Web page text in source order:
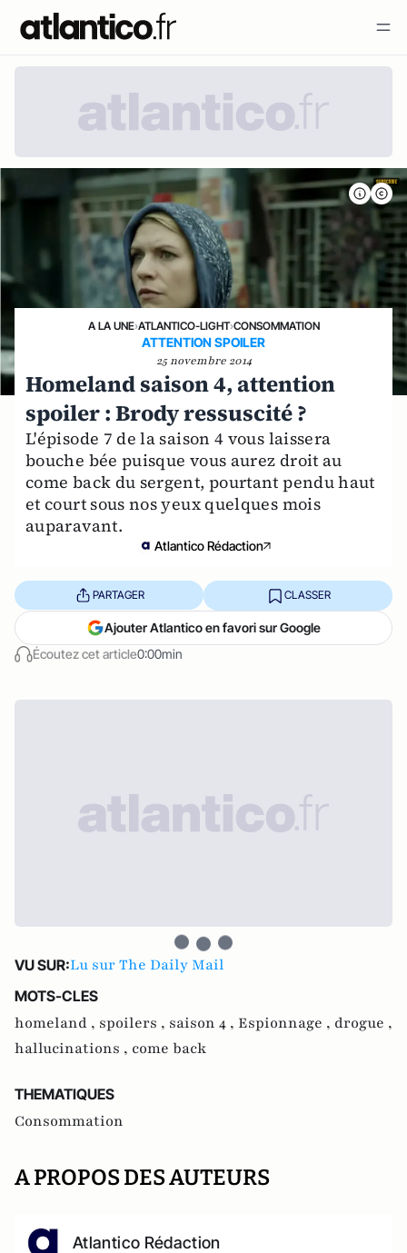
A LA UNE›ATLANTICO-LIGHT›CONSOMMATION
ATTENTION SPOILER
25 novembre 2014
Homeland saison 4, attention
spoiler : Brody ressuscité ?
L'épisode 7 de la saison 4 vous laissera
bouche bée puisque vous aurez droit au
come back du sergent, pourtant pendu haut
et court sous nos yeux quelques mois
auparavant.
Atlantico Rédaction
Écoutez cet article0:00min
PARTAGER CLASSER
Ajouter Atlantico en favori sur Google
VU SUR:Lu sur The Daily Mail
MOTS-CLES
homeland , spoilers , saison 4 , Espionnage , drogue ,
hallucinations , come back
THEMATIQUES
Consommation
A PROPOS DES AUTEURS
Atlantico Rédaction